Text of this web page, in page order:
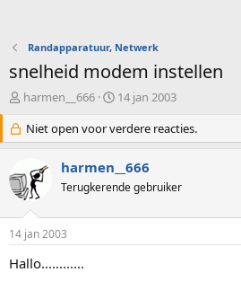
Randapparatuur, Netwerk
snelheid modem instellen
O
d
e
w
e
p
s
t
a
harmen__666
S
a
r
d
a
m
14 jan 2003
Niet open voor verdere reacties.
harmen__666
Terugkerende gebruiker
14 jan 2003
Hallo............